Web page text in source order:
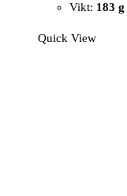
Vikt: 183 g
Quick View